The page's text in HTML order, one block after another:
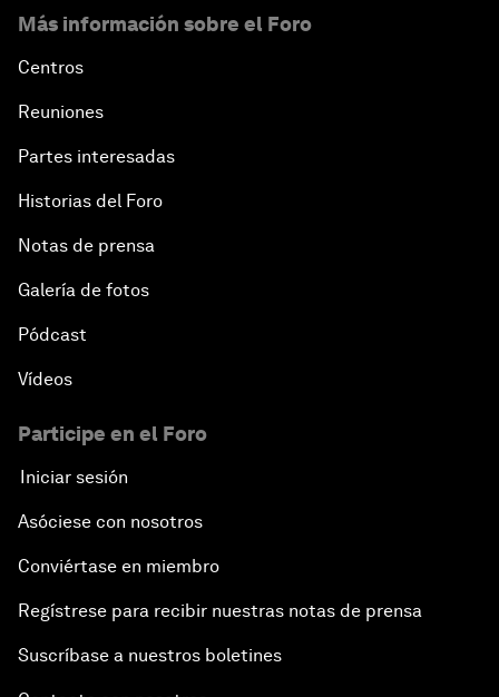
Más información sobre el Foro
Centros
Reuniones
Partes interesadas
Historias del Foro
Notas de prensa
Galería de fotos
Pódcast
Vídeos
Participe en el Foro
Iniciar sesión
Asóciese con nosotros
Conviértase en miembro
Regístrese para recibir nuestras notas de prensa
Suscríbase a nuestros boletines